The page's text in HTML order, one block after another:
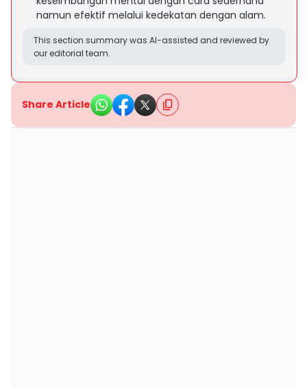
namun efektif melalui kedekatan dengan alam.
This section summary was AI-assisted and reviewed by
our editorial team.
Share Article